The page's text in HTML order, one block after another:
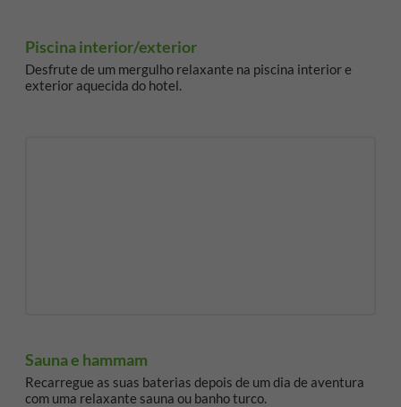
Piscina interior/exterior
Desfrute de um mergulho relaxante na piscina interior e
exterior aquecida do hotel.
Sauna e hammam
Recarregue as suas baterias depois de um dia de aventura
com uma relaxante sauna ou banho turco.